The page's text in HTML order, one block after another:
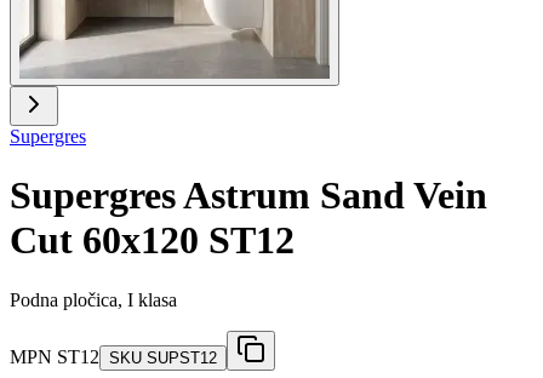
Supergres
Supergres Astrum Sand Vein
Cut 60x120 ST12
Podna pločica, I klasa
MPN ST12 SKU SUPST12